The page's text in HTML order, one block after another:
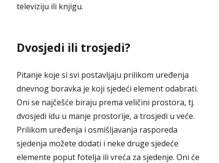
televiziju ili knjigu.
Dvosjedi ili trosjedi?
Pitanje koje si svi postavljaju prilikom uređenja
dnevnog boravka je koji sjedeći element odabrati.
Oni se najčešće biraju prema veličini prostora, tj.
dvosjedi idu u manje prostorije, a trosjedi u veće.
Prilikom uređenja i osmišljavanja rasporeda
sjedenja možete dodati i neke druge sjedeće
elemente poput fotelja ili vreća za sjedenje. Oni će